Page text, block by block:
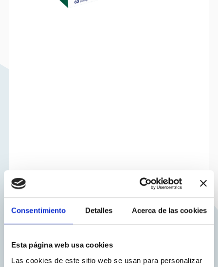
Consentimiento Detalles Acerca de las cookies
Esta página web usa cookies
Las cookies de este sitio web se usan para personalizar